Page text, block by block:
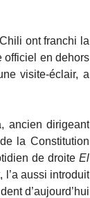
ont franchi la
officiel en dehors
visite-éclair, a
ancien dirigeant
la Constitution
de droite El
l’a aussi introduit
d’aujourd’hui